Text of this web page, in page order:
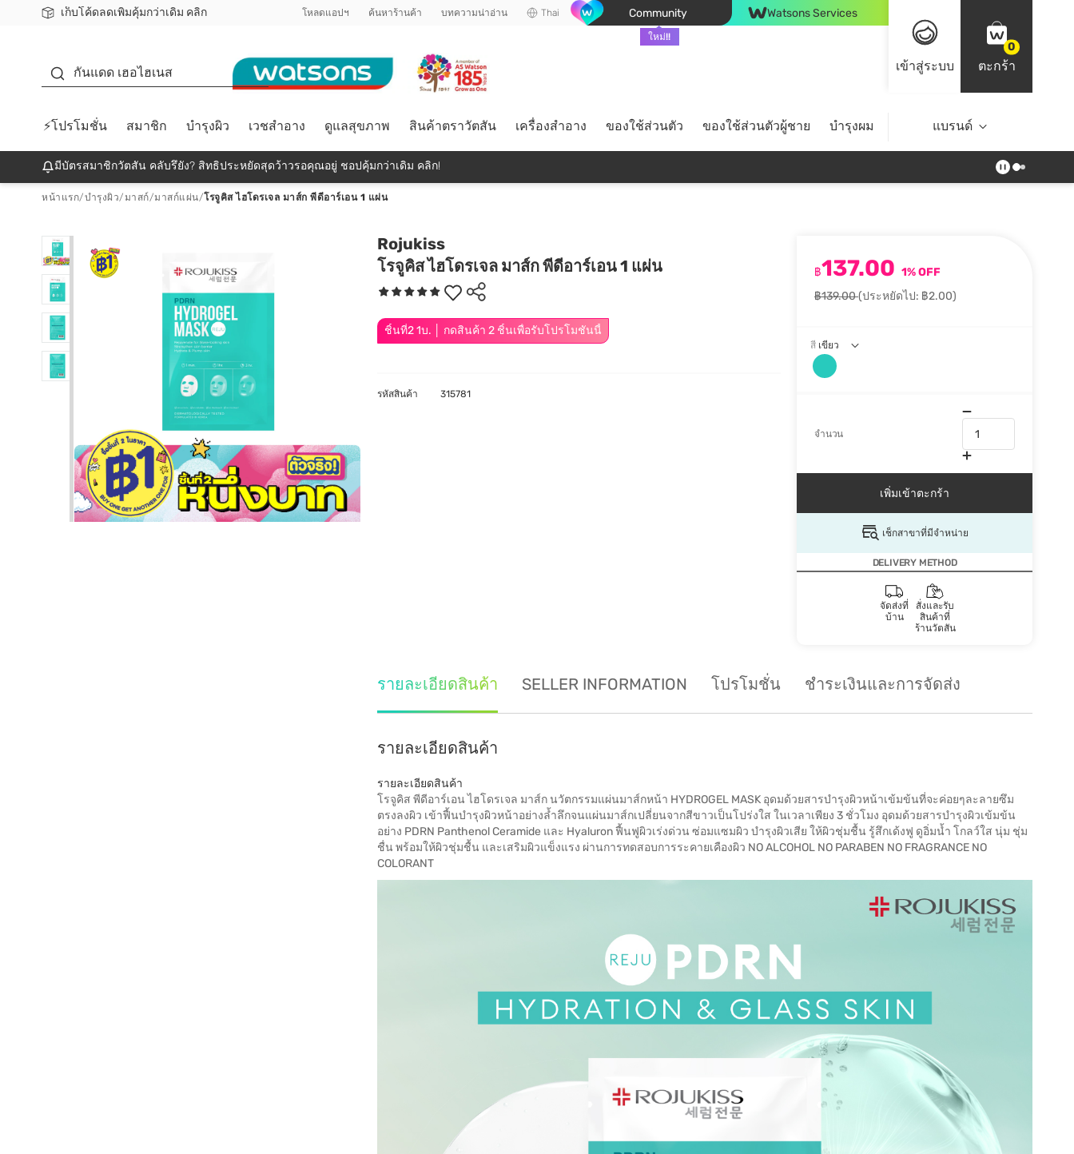
เก็บโค้ดลดเพิ่มคุ้มกว่าเดิม คลิก
ชอปออนไลน์ครั้งแรก ลดเพิ่มจุก ๆ 10%! 🎉
📦ส่งฟรี! เมื่อชอป 499฿
สมาชิกวัตสัน คลับดียังไง? โหลดแอปฯ ค้นหาร้านค้า บทความน่าอ่าน Thai Community
ใหม่!!
Watsons Services
เข้าสู่ระบบ
0
ตะกร้า
กันแดด เฮอไฮเนส
⚡โปรโมชั่น สมาชิก บำรุงผิว เวชสำอาง ดูแลสุขภาพ สินค้าตราวัตสัน เครื่องสำอาง ของใช้ส่วนตัว ของใช้ส่วนตัวผู้ชาย บำรุงผม ไลฟ์สไตล์ Top Brands
แบรนด์
มีบัตรสมาชิกวัตสัน คลับรึยัง? สิทธิประหยัดสุดว้าวรอคุณอยู่ ชอปคุ้มกว่าเดิม คลิก!
หน้าแรก/บำรุงผิว/มาสก์/มาสก์แผ่น/โรจูคิส ไฮโดรเจล มาส์ก พีดีอาร์เอน 1 แผ่น
Rojukiss
โรจูคิส ไฮโดรเจล มาส์ก พีดีอาร์เอน 1 แผ่น
ชิ้นที่2 1บ. │ กดสินค้า 2 ชิ้นเพื่อรับโปรโมชันนี้
฿137.00 1% OFF
฿139.00(ประหยัดไป: ฿2.00)
สี เขียว
จำนวน
เพิ่มเข้าตะกร้า
เช็กสาขาที่มีจำหน่าย
DELIVERY METHOD
จัดส่งที่
บ้าน
สั่งและรับ
สินค้าที่
ร้านวัตสัน
รหัสสินค้า 315781
รายละเอียดสินค้า SELLER INFORMATION โปรโมชั่น ชำระเงินและการจัดส่ง
รายละเอียดสินค้า
รายละเอียดสินค้า
โรจูคิส พีดีอาร์เอน ไฮโดรเจล มาส์ก นวัตกรรมแผ่นมาส์กหน้า HYDROGEL MASK อุดมด้วยสารบำรุงผิวหน้าเข้มข้นที่จะค่อยๆละลายซึม
ตรงลงผิว เข้าฟื้นบำรุงผิวหน้าอย่างล้ำลึกจนแผ่นมาส์กเปลี่ยนจากสีขาวเป็นโปร่งใส ในเวลาเพียง 3 ชั่วโมง อุดมด้วยสารบำรุงผิวเข้มข้น
อย่าง PDRN Panthenol Ceramide และ Hyaluron ฟื้นฟูผิวเร่งด่วน ซ่อมแซมผิว บำรุงผิวเสีย ให้ผิวชุ่มชื้น รู้สึกเด้งฟู ดูอิ่มน้ำ โกลว์ใส นุ่ม ชุ่ม
ชื่น พร้อมให้ผิวชุ่มชื้น และเสริมผิวแข็งแรง ผ่านการทดสอบการระคายเคืองผิว NO ALCOHOL NO PARABEN NO FRAGRANCE NO
COLORANT